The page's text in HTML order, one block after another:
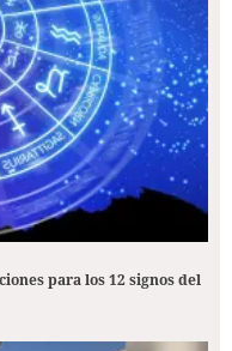
para los 12 signos del